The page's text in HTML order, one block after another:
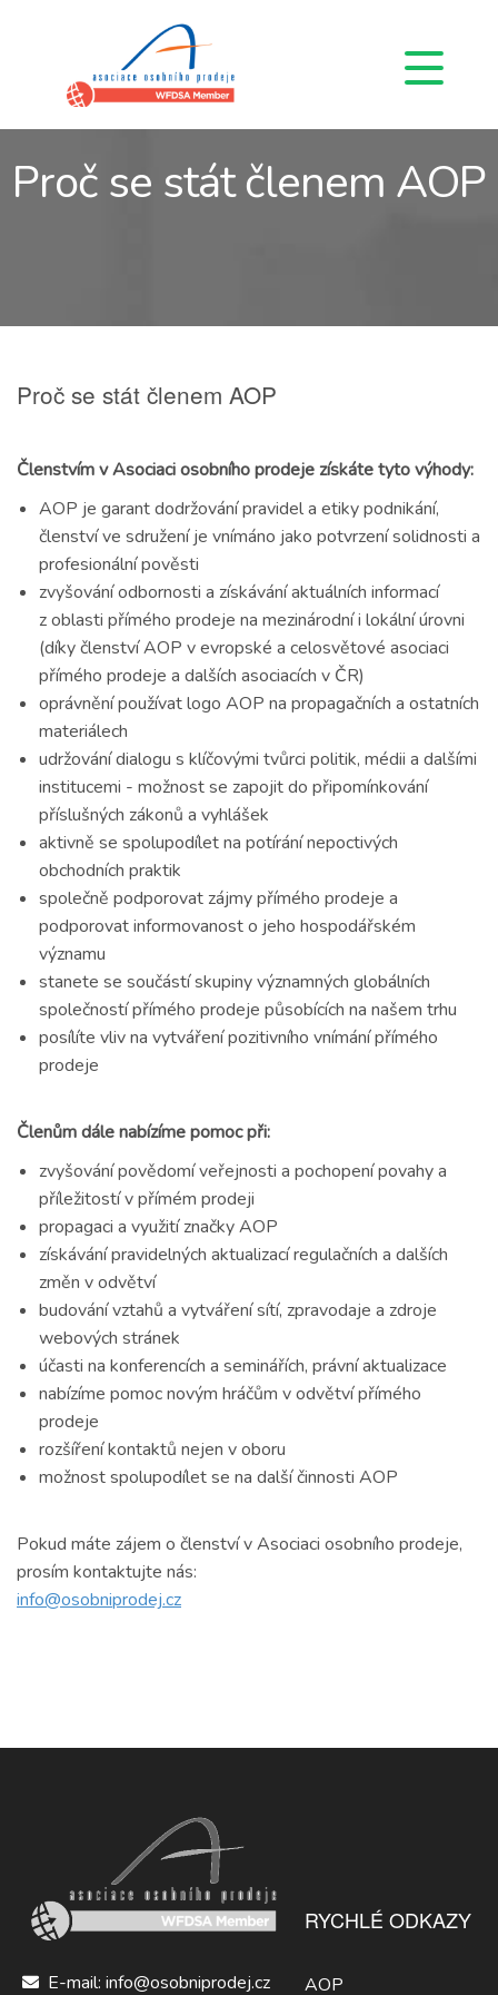
Proč se stát členem AOP
Proč se stát členem AOP
Členstvím v Asociaci osobního prodeje získáte tyto výhody:
AOP je garant dodržování pravidel a etiky podnikání,
členství ve sdružení je vnímáno jako potvrzení solidnosti a
profesionální pověsti
zvyšování odbornosti a získávání aktuálních informací
z oblasti přímého prodeje na mezinárodní i lokální úrovni
(díky členství AOP v evropské a celosvětové asociaci
přímého prodeje a dalších asociacích v ČR)
oprávnění používat logo AOP na propagačních a ostatních
materiálech
udržování dialogu s klíčovými tvůrci politik, médii a dalšími
institucemi - možnost se zapojit do připomínkování
příslušných zákonů a vyhlášek
aktivně se spolupodílet na potírání nepoctivých
obchodních praktik
společně podporovat zájmy přímého prodeje a
podporovat informovanost o jeho hospodářském
významu
stanete se součástí skupiny významných globálních
společností přímého prodeje působících na našem trhu
posílíte vliv na vytváření pozitivního vnímání přímého
prodeje
Členům dále nabízíme pomoc při:
zvyšování povědomí veřejnosti a pochopení povahy a
příležitostí v přímém prodeji
propagaci a využití značky AOP
získávání pravidelných aktualizací regulačních a dalších
změn v odvětví
budování vztahů a vytváření sítí, zpravodaje a zdroje
webových stránek
účasti na konferencích a seminářích, právní aktualizace
nabízíme pomoc novým hráčům v odvětví přímého
prodeje
rozšíření kontaktů nejen v oboru
možnost spolupodílet se na další činnosti AOP
Pokud máte zájem o členství v Asociaci osobního prodeje,
prosím kontaktujte nás:
info@osobniprodej.cz
E-mail: info@osobniprodej.cz
RYCHLÉ ODKAZY
AOP